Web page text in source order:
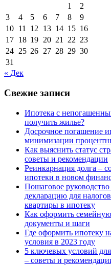
1
2
3
4 5 6 7 8
9
10 11 12 13 14 15 16
17 18 19 20 21 22 23
24 25 26 27 28 29 30
31
« Дек
Свежие записи
Ипотека с
получить жилье?
Досрочное погашение
минимизации
Как выяснить статус
советы и рекомендации
Реинкарнация долга –
ипотеки в новом
Пошаговое
декларацию для
квартиры в ипотеку
Как оформить
документы и шаги
Где оформить ипотеку
условия в 2023 году
5 ключевых условий
– советы и